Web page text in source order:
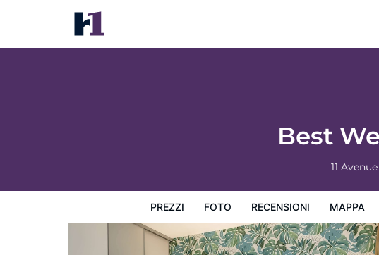
Best
11
PREZZI FOTO RECENSIONI MAPPA
Best Western Les Aureliades
Prezzi